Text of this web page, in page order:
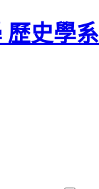
歷史學系